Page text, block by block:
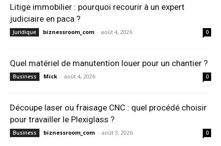
Litige immobilier : pourquoi recourir à un expert
judiciaire en paca ?
Juridique biznessroom_com - août 4, 2026 0
Quel matériel de manutention louer pour un chantier ?
Business Mick - août 4, 2026 0
Découpe laser ou fraisage CNC : quel procédé choisir
pour travailler le Plexiglass ?
Business biznessroom_com - août 3, 2026 0